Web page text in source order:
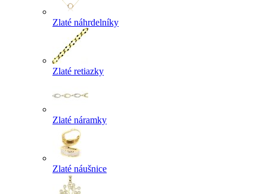
Zlaté náhrdelníky
Zlaté retiazky
Zlaté náramky
Zlaté náušnice